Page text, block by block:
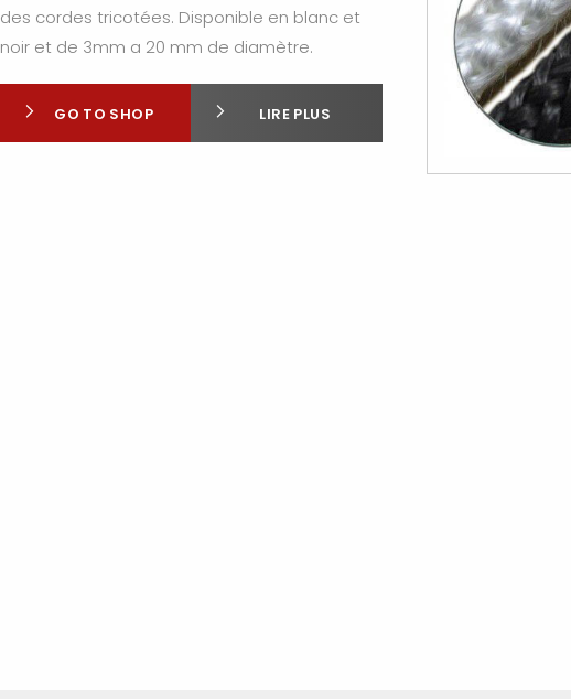
des cordes tricotées. Disponible en blanc et
noir et de 3mm a 20 mm de diamètre.
GO TO SHOP LIRE PLUS